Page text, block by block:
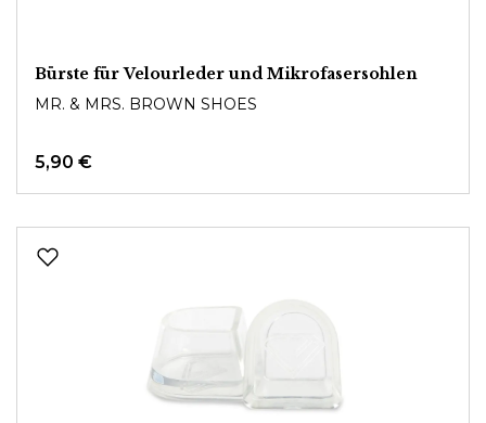
Bürste für Velourleder und Mikrofasersohlen
MR. & MRS. BROWN SHOES
5,90 €